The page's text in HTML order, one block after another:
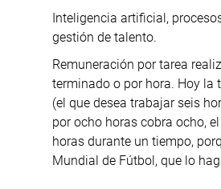
Inteligencia artificial,
gestión de talento.
Remuneración por tarea
terminado o por hora. Hoy la
(el que desea trabajar seis
por ocho horas cobra ocho,
horas durante un tiempo,
Mundial de Fútbol, que lo